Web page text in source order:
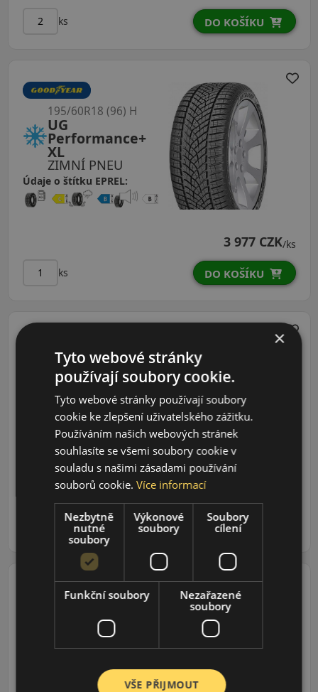
ks DO KOŠÍKU
ZIMNÍ PNEU
UG
Performance+
XL
195/60R18 (96) H
Údaje o štítku EPREL:
3 977 CZK/ks
ks DO KOŠÍKU
ZIMNÍ PNEU
UG
Performance+
SUV
215/60R18 (98) H
Údaje o štítku EPREL:
4 446 CZK
ks DO KOŠÍKU
ZIMNÍ PNEU
Performance 3
(+)
Údaje o štítku EPREL:
×
Tyto webové stránky
používají soubory cookie.
Tyto webové stránky používají soubory
cookie ke zlepšení uživatelského zážitku.
Používáním našich webových stránek
souhlasíte se všemi soubory cookie v
souladu s našimi zásadami používání
souborů cookie.Více informací
Nezbytně
nutné
soubory
Výkonové
soubory
Soubory
cílení
Funkční soubory
Nezařazené
soubory
VŠE PŘIJMOUT